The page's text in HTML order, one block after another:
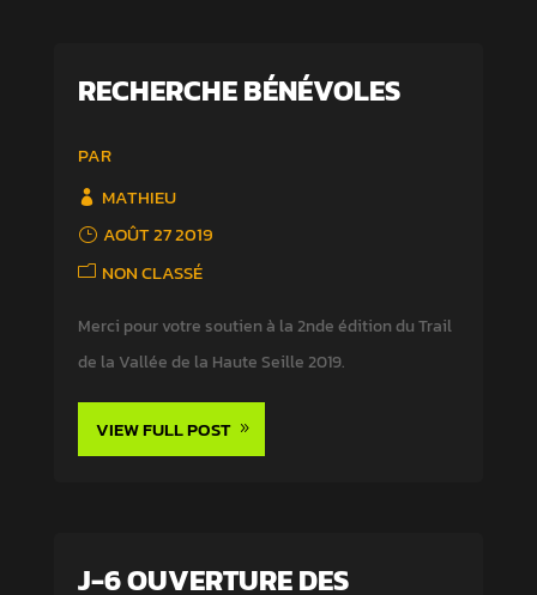
RECHERCHE BÉNÉVOLES
PAR
MATHIEU
AOÛT 27 2019
NON CLASSÉ
Merci pour votre soutien à la 2nde édition du Trail
de la Vallée de la Haute Seille 2019.
VIEW FULL POST
J-6 OUVERTURE DES